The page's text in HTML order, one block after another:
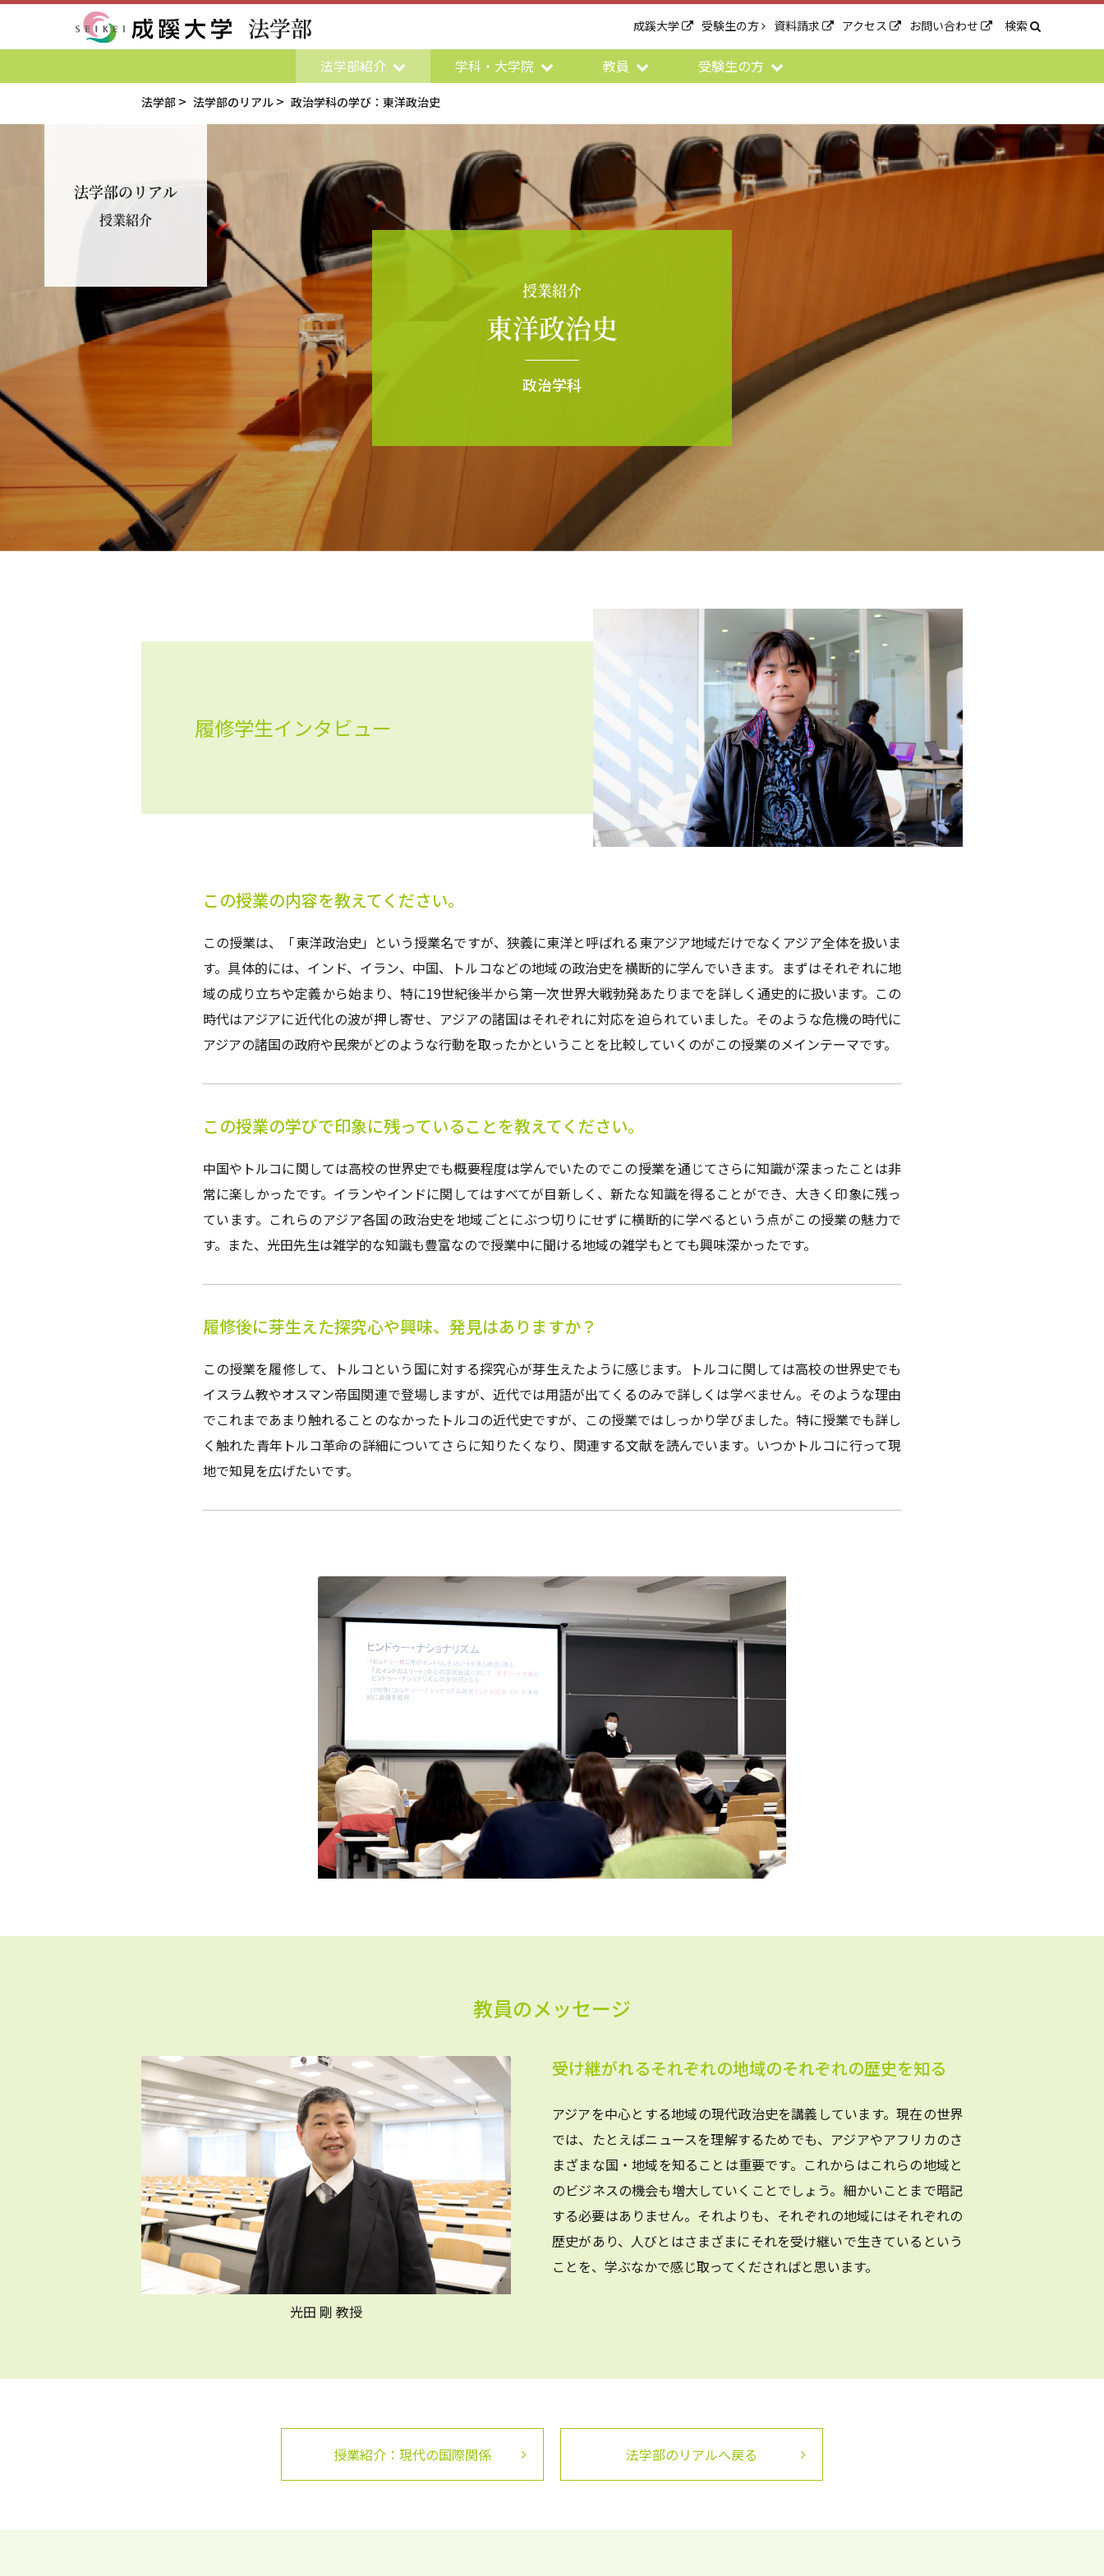
成蹊大学 受験生の方 資料請求 アクセス お問い合わせ 検索
成蹊大学
法学部
法学部紹介 学科・大学院 教員 受験生の方
法学部 法学部のリアル 政治学科の学び：東洋政治史
法学部のリアル
授業紹介
授業紹介
東洋政治史
政治学科
履修学生インタビュー
この授業の内容を教えてください。
この授業は、「東洋政治史」という授業名ですが、狭義に東洋と呼ばれる東アジア地域だけでなくアジア全体を扱いま
す。具体的には、インド、イラン、中国、トルコなどの地域の政治史を横断的に学んでいきます。まずはそれぞれに地
域の成り立ちや定義から始まり、特に19世紀後半から第一次世界大戦勃発あたりまでを詳しく通史的に扱います。この
時代はアジアに近代化の波が押し寄せ、アジアの諸国はそれぞれに対応を迫られていました。そのような危機の時代に
アジアの諸国の政府や民衆がどのような行動を取ったかということを比較していくのがこの授業のメインテーマです。
この授業の学びで印象に残っていることを教えてください。
中国やトルコに関しては高校の世界史でも概要程度は学んでいたのでこの授業を通じてさらに知識が深まったことは非
常に楽しかったです。イランやインドに関してはすべてが目新しく、新たな知識を得ることができ、大きく印象に残っ
ています。これらのアジア各国の政治史を地域ごとにぶつ切りにせずに横断的に学べるという点がこの授業の魅力で
す。また、光田先生は雑学的な知識も豊富なので授業中に聞ける地域の雑学もとても興味深かったです。
履修後に芽生えた探究心や興味、発見はありますか？
この授業を履修して、トルコという国に対する探究心が芽生えたように感じます。トルコに関しては高校の世界史でも
イスラム教やオスマン帝国関連で登場しますが、近代では用語が出てくるのみで詳しくは学べません。そのような理由
でこれまであまり触れることのなかったトルコの近代史ですが、この授業ではしっかり学びました。特に授業でも詳し
く触れた青年トルコ革命の詳細についてさらに知りたくなり、関連する文献を読んでいます。いつかトルコに行って現
地で知見を広げたいです。
教員のメッセージ
光田 剛 教授
受け継がれるそれぞれの地域のそれぞれの歴史を知る
アジアを中心とする地域の現代政治史を講義しています。現在の世界
では、たとえばニュースを理解するためでも、アジアやアフリカのさ
まざまな国・地域を知ることは重要です。これからはこれらの地域と
のビジネスの機会も増大していくことでしょう。細かいことまで暗記
する必要はありません。それよりも、それぞれの地域にはそれぞれの
歴史があり、人びとはさまざまにそれを受け継いで生きているという
ことを、学ぶなかで感じ取ってくださればと思います。
授業紹介：現代の国際関係 法学部のリアルへ戻る